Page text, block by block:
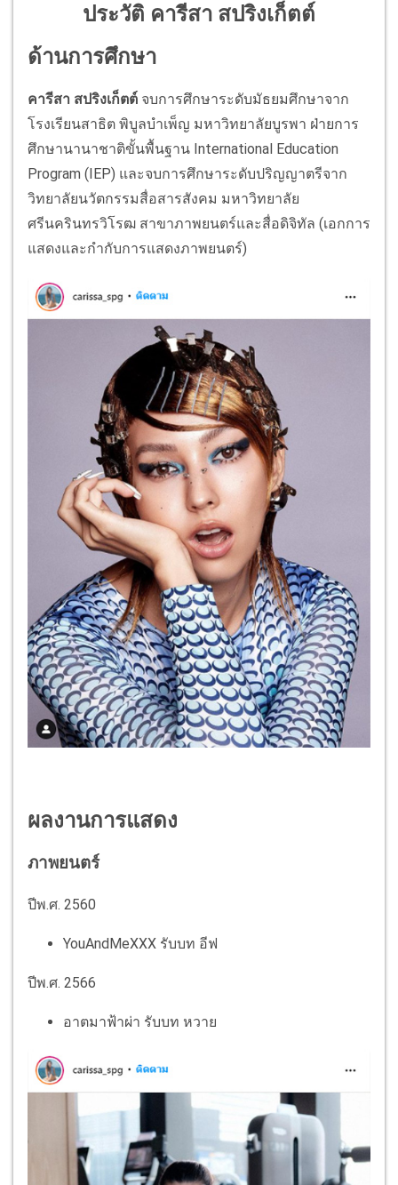
ประวัติ คารีสา สปริงเก็ตต์
ด้านการศึกษา
คารีสา สปริงเก็ตต์ จบการศึกษาระดับมัธยมศึกษาจาก
โรงเรียนสาธิต พิบูลบำเพ็ญ มหาวิทยาลัยบูรพา ฝ่ายการ
ศึกษานานาชาติขั้นพื้นฐาน International Education
Program (IEP) และจบการศึกษาระดับปริญญาตรีจาก
วิทยาลัยนวัตกรรมสื่อสารสังคม มหาวิทยาลัย
ศรีนครินทรวิโรฒ สาขาภาพยนตร์และสื่อดิจิทัล (เอกการ
แสดงและกำกับการแสดงภาพยนตร์)
ผลงานการแสดง
ภาพยนตร์
ปีพ.ศ. 2560
YouAndMeXXX รับบท อีฟ
ปีพ.ศ. 2566
อาตมาฟ้าผ่า รับบท หวาย